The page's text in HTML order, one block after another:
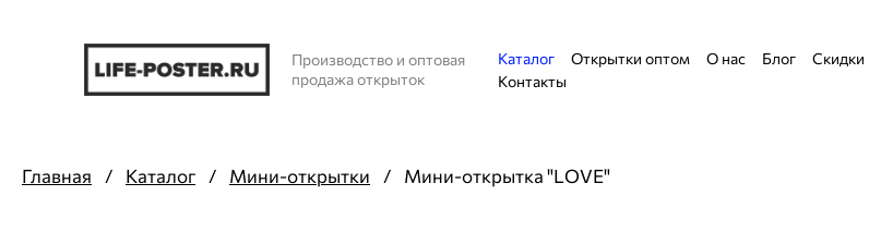
Производство и оптовая
продажа открыток
Каталог Открытки оптом О нас Блог Скидки
Контакты
Главная / Каталог / Мини-открытки / Мини-открытка "LOVE"